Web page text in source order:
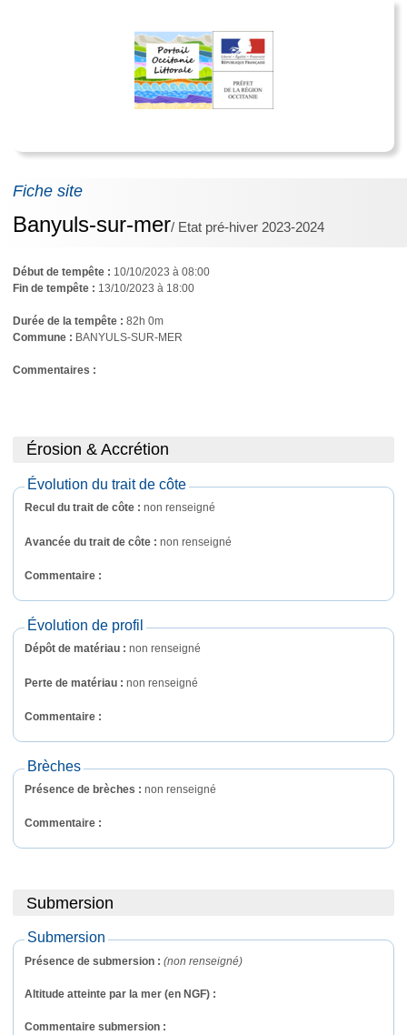
Fiche site
Banyuls-sur-mer/ Etat pré-hiver 2023-2024
Début de tempête : 10/10/2023 à 08:00
Fin de tempête : 13/10/2023 à 18:00
Durée de la tempête : 82h 0m
Commune : BANYULS-SUR-MER
Commentaires :
Érosion & Accrétion
Évolution du trait de côte
Recul du trait de côte : non renseigné
Avancée du trait de côte : non renseigné
Commentaire :
Évolution de profil
Dépôt de matériau : non renseigné
Perte de matériau : non renseigné
Commentaire :
Brèches
Présence de brèches : non renseigné
Commentaire :
Submersion
Submersion
Présence de submersion : (non renseigné)
Altitude atteinte par la mer (en NGF) :
Commentaire submersion :